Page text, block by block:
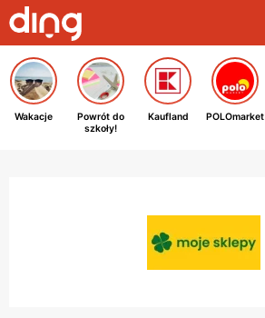
Wakacje
Powrót do
szkoły!
Kaufland POLOmarket